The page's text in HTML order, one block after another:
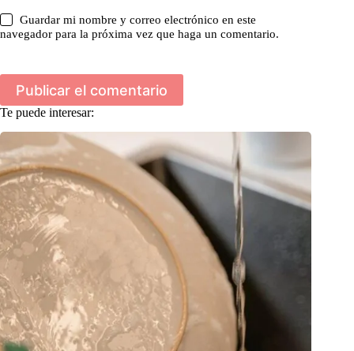
Guardar mi nombre y correo electrónico en este
navegador para la próxima vez que haga un comentario.
Publicar el comentario
Te puede interesar: